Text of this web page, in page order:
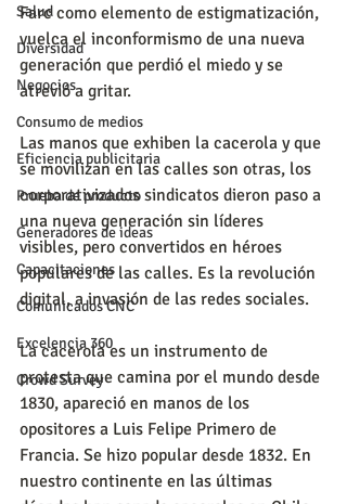
Salud
Diversidad
Negocios
Consumo de medios
Eficiencia publicitaria
Prueba de producto
Generadores de ideas
Capacitaciones
Comunicados CNC
Excelencia 360
Crowd Survey
Farc como elemento de estigmatización,
vuelca el inconformismo de una nueva
generación que perdió el miedo y se
atrevió a gritar.
Las manos que exhiben la cacerola y que
se movilizan en las calles son otras, los
corporativizados sindicatos dieron paso a
una nueva generación sin líderes
visibles, pero convertidos en héroes
populares de las calles. Es la revolución
digital, a invasión de las redes sociales.
La cacerola es un instrumento de
protesta que camina por el mundo desde
1830, apareció en manos de los
opositores a Luis Felipe Primero de
Francia. Se hizo popular desde 1832. En
nuestro continente en las últimas